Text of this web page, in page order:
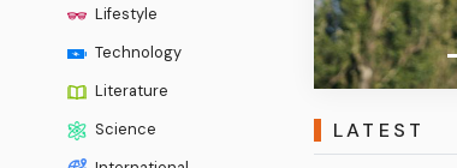
Lifestyle
Technology
Literature
Science
LATEST